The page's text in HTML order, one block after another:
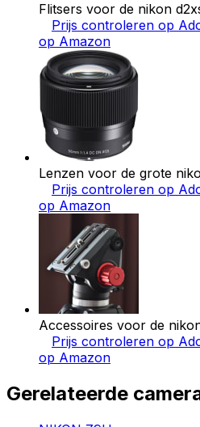
Flitsers voor de nikon
Prijs controleren op
op Amazon
Lenzen voor de grote
Prijs controleren op
op Amazon
Accessoires voor de
Prijs controleren op
op Amazon
Gerelateerde